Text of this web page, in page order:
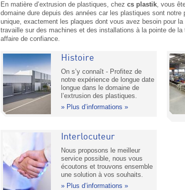
En matière d’extrusion de plastiques, chez cs plastik, vous
domaine dure depuis des années car les plastiques sont notre
unique, exactement les plaques dont vous avez besoin pour
travaille sur des machines et des installations à la pointe de
affaire de confiance.
Histoire
On s’y connaît - Profitez de
notre expérience de longue date
longue dans le domaine de
l’extrusion des plastiques.
Plus d’informations »
Interlocuteur
Nous proposons le meilleur
service possible, nous vous
écoutons et trouvons ensemble
une solution à vos souhaits.
Plus d’informations »